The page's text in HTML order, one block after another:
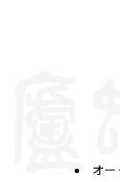
2025/06/
オ